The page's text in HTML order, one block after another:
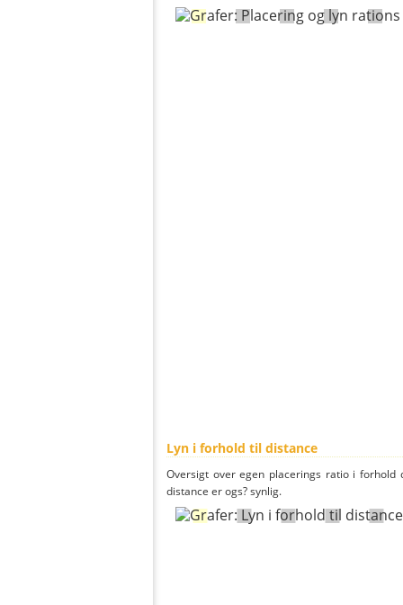
Lyn i forhold til distance
Oversigt over egen placerings ratio i
distance er ogs? synlig.